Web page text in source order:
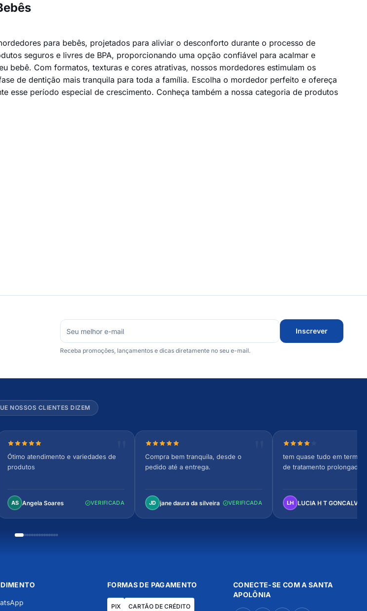
para bebês, projetados para aliviar o desconforto durante o processo de
seguros e livres de BPA, proporcionando uma opção confiável para acalmar e
bebê. Com formatos, texturas e cores atrativas, nossos mordedores estimulam os
de dentição mais tranquila para toda a família. Escolha o mordedor perfeito e ofereça
esse período especial de crescimento. Conheça também a nossa categoria de produtos
Inscrever
Receba promoções, lançamentos e dicas diretamente no seu e-mail.
NOSSOS CLIENTES DIZEM
Nota 5 de 5 estrelas
Ótimo atendimento e variedades de
produtos
AS Angela Soares VERIFICADA
Nota 5 de 5 estrelas
Compra bem tranquila, desde o
pedido até a entrega.
JD jane daura da silveira VERIFICADA
Nota 4 de 5 estrelas
tem quase tudo em
de tratamento prolongado
LH LUCIA H T GONCALVES
FORMAS DE PAGAMENTO
PIX CARTÃO DE CRÉDITO
CONECTE-SE COM A SANTA
APOLÔNIA